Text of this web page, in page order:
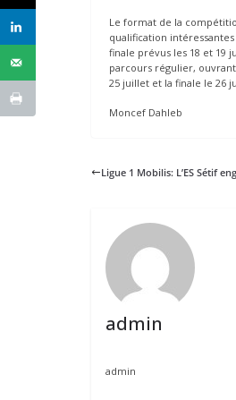
Le format de la
qualification
finale prévus les 18 et
parcours régulier,
25 juillet et la finale le 26
Moncef Dahleb
Ligue 1 Mobilis: L’ES Sétif
admin
admin